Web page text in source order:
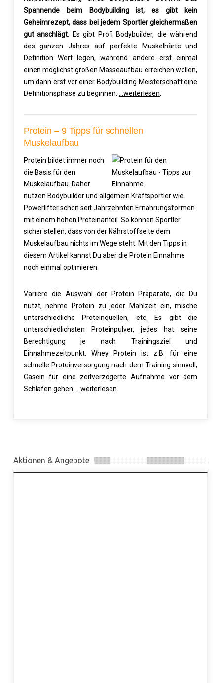
Spannende beim Bodybuilding ist, es gibt kein
Geheimrezept, dass bei jedem Sportler gleichermaßen
gut anschlägt. Es gibt Profi Bodybuilder, die während
des ganzen Jahres auf perfekte Muskelhärte und
Definition Wert legen, während andere erst einmal
einen möglichst großen Masseaufbau erreichen wollen,
um dann erst vor einer Bodybuilding Meisterschaft eine
Definitionsphase zu beginnen.
…weiterlesen
Protein – 9 Tipps für schnellen
Muskelaufbau
Protein bildet immer noch
die Basis für den
Muskelaufbau. Daher
nutzen Bodybuilder und allgemein Kraftsportler wie
Powerlifter schon seit Jahrzehnten Ernährungsformen
mit einem hohen Proteinanteil. So können Sportler
sicher stellen, dass von der Nährstoffseite dem
Muskelaufbau nichts im Wege steht. Mit den Tipps in
diesem Artikel kannst Du aber die Protein Einnahme
noch einmal optimieren.
Variiere die Auswahl der Protein Präparate, die Du
nutzt, nehme Protein zu jeder Mahlzeit ein, mische
unterschiedliche Proteinquellen, etc. Es gibt die
unterschiedlichsten Proteinpulver, jedes hat seine
Berechtigung je nach Trainingsziel und
Einnahmezeitpunkt. Whey Protein ist z.B. für eine
schnelle Proteinversorgung nach dem Training sinnvoll,
Casein für eine zeitverzögerte Aufnahme vor dem
Schlafen gehen.
…weiterlesen
Aktionen & Angebote